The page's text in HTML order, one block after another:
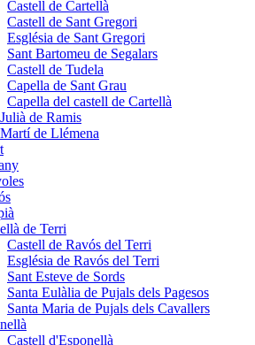
Castell de Cartellà
Castell de Sant Gregori
Església de Sant Gregori
Sant Bartomeu de Segalars
Castell de Tudela
Capella de Sant Grau
Capella del castell de Cartellà
de Ramis
de Llémena
de Terri
Castell de Ravós del Terri
Església de Ravós del Terri
Sant Esteve de Sords
Santa Eulàlia de Pujals dels Pagesos
Santa Maria de Pujals dels Cavallers
Castell d'Esponellà